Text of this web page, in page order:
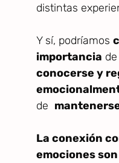
distintas
Y sí, podríamos
importancia
conocerse y
de
La conexión
emociones